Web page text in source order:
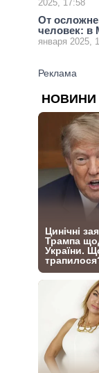
2025, 17:58
От
человек: в
января 2025,